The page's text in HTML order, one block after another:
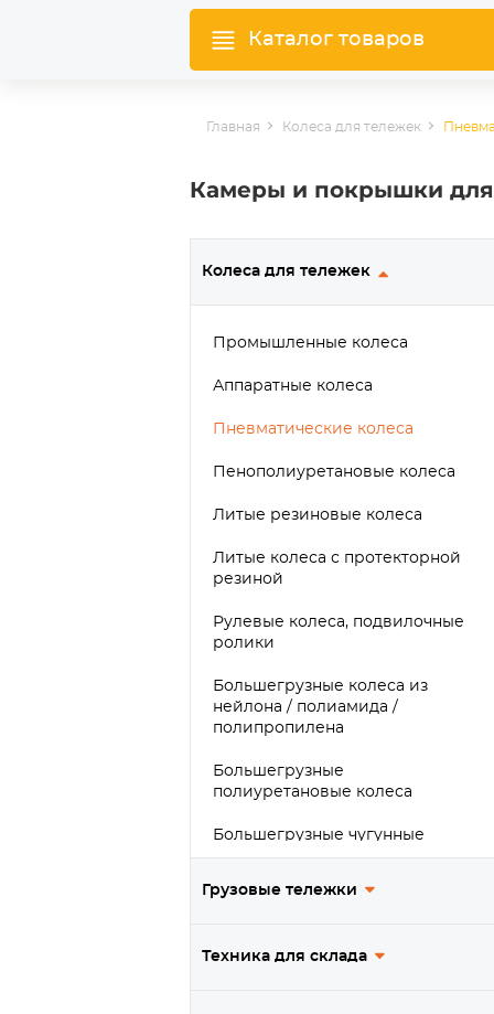
Каталог товаров
Главная Колеса для тележек
Камеры и покрышки для
Колеса для тележек
Промышленные колеса
Аппаратные колеса
Пневматические колеса
Пенополиуретановые колеса
Литые резиновые колеса
Литые колеса с протекторной
резиной
Рулевые колеса, подвилочные
ролики
Большегрузные колеса из
нейлона / полиамида /
полипропилена
Большегрузные
полиуретановые колеса
Большегрузные чугунные
колеса
Большегрузные обрезиненные
Сверхбольшегрузные колеса
Грузовые тележки
Техника для склада